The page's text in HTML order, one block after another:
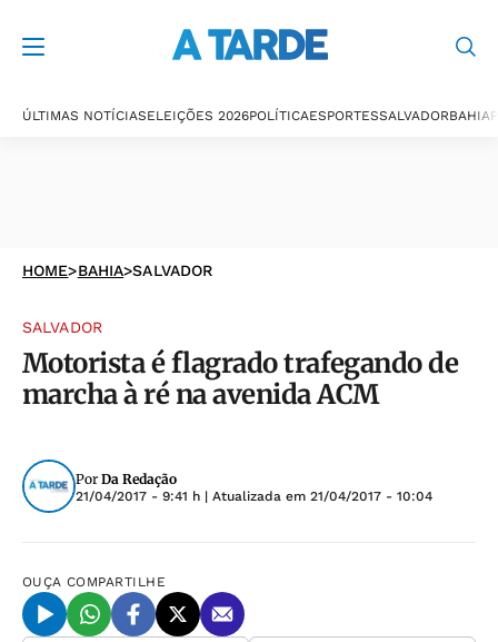
ÚLTIMAS NOTÍCIASELEIÇÕES 2026POLÍTICAESPORTESSALVADORBAHIA
HOME>BAHIA>SALVADOR
SALVADOR
Motorista é flagrado trafegando de
marcha à ré na avenida ACM
Por Da Redação
21/04/2017 - 9:41 h | Atualizada em 21/04/2017 - 10:04
OUÇA COMPARTILHE